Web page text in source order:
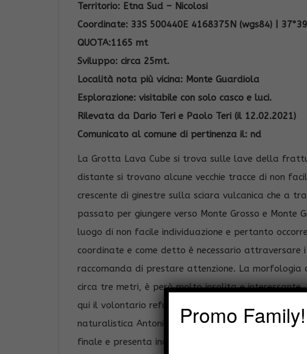
Territorio: Etna Sud – Nicolosi
Coordinate: 33S 500440E 4168375N (wgs84) |
QUOTA:1165 mt
Sviluppo: circa 25mt.
Località nota più vicina: Monte Guardiola
Esplorazione: visitabile con solo casco e luci.
Rilevata da Dario Teri e Paolo Teri (il 12.02.2021)
Comunicato al comune di pertinenza il: nd
La Grotta Lava Cube si trova sulle lave della
distante si trovano alcune vecchie tracce di non
crescente di ginestre sulla sciara vulcanica che a
passato per giungere verso Monte Grosso e Monte
luogo di non facile individuazione e pertanto
coordinate e come detto è necessario attraversare
raccomanda di prestare attenzione. La
circa tre metri, è però molto insolita e
qui il volontario refuso di Grotta Lava Cube ( e non
naturalistica Antonio Scaramelli. All’ipogeo si
finale e presenta inoltre un crollo sulla volta a
Promo Family!